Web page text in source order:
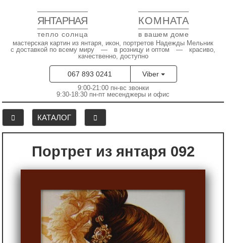
ЯНТАРНАЯ КОМНАТА
тепло солнца в вашем доме
мастерская картин из янтаря, икон, портретов Надежды Мельник
с доставкой по всему миру — в розницу и оптом — красиво,
качественно, доступно
067 893 0241 Viber
9:00-21:00 пн-вс звонки
9:30-18:30 пн-пт месенджеры и офис
КАТАЛОГ
Портрет из янтаря 092